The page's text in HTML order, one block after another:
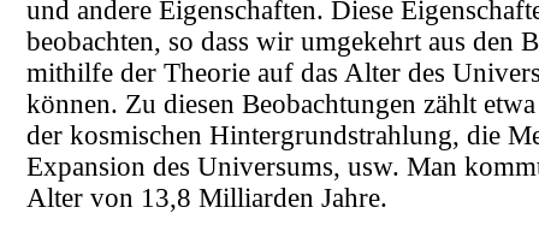
und andere Eigenschaften. Diese
beobachten, so dass wir umgekehrt aus den
mithilfe der Theorie auf das Alter des
können. Zu diesen Beobachtungen zählt
der kosmischen Hintergrundstrahlung, die
Expansion des Universums, usw. Man
Alter von 13,8 Milliarden Jahre.